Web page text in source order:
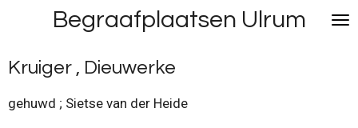
naar
de
hoofdinhoud
Begraafplaatsen Ulrum
Kruiger , Dieuwerke
gehuwd ; Sietse van der Heide